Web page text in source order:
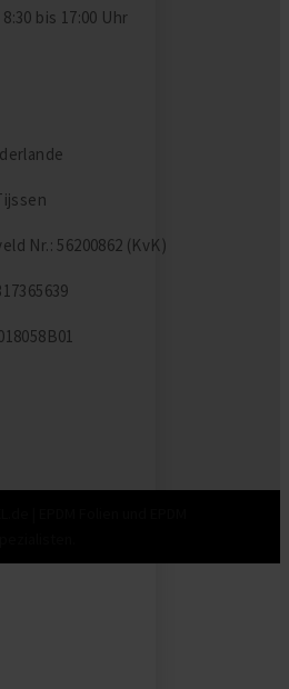
bis 17:00 Uhr
Nr.: 56200862 (KvK)